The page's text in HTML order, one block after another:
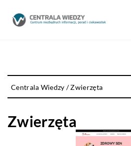
Centrala Wiedzy /Zwierzęta
Zwierzęta